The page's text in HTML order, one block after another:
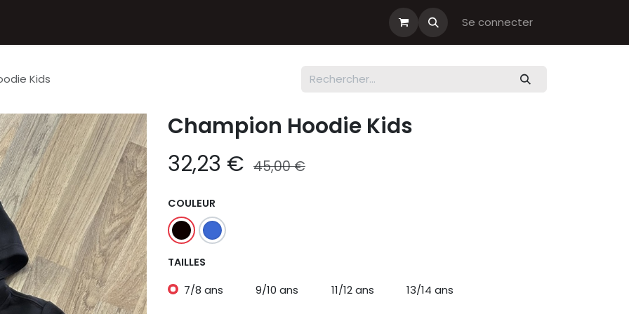
Boutiques Club Se connecter
Kids
Champion Hoodie Kids
32,23 € 45,00€
COULEUR
TAILLES
7/8 ans 9/10 ans 11/12 ans 13/14 ans